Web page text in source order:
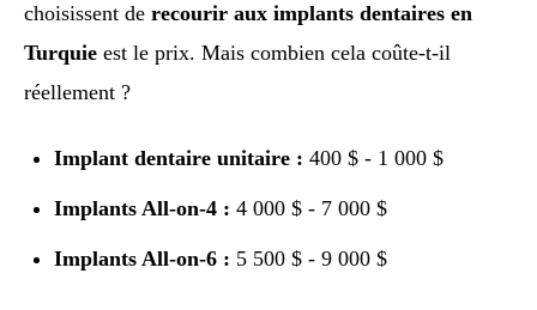
choisissent de recourir aux implants dentaires en
Turquie est le prix. Mais combien cela coûte-t-il
réellement ?
Implant dentaire unitaire : 400 $ - 1 000 $
Implants All-on-4 : 4 000 $ - 7 000 $
Implants All-on-6 : 5 500 $ - 9 000 $